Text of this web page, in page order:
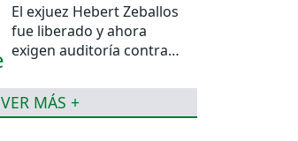
El exjuez Hebert Zeballos
fue liberado y ahora
exigen auditoría contra
VER MÁS +